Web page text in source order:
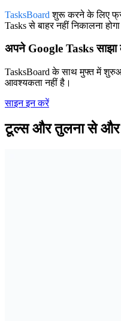
TasksBoard शुरू करने के लिए
Tasks से बाहर नहीं निकालना
अपने Google Tasks साझा
TasksBoard के साथ मुफ्त में
आवश्यकता नहीं है।
साइन इन करें
टूल्स और तुलना से